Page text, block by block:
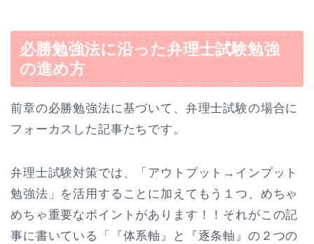
必勝勉強法に沿った弁理士試験勉強
の進め方
前章の必勝勉強法に基づいて、弁理士試験の場合に
フォーカスした記事たちです。
弁理士試験対策では、「アウトプット→インプット
勉強法」を活用することに加えてもう１つ、めちゃ
めちゃ重要なポイントがあります！！それがこの記
事に書いている「『体系軸』と『逐条軸』の２つの